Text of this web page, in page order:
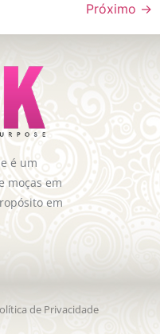
Próximo →
é um
moças em
em
de Privacidade